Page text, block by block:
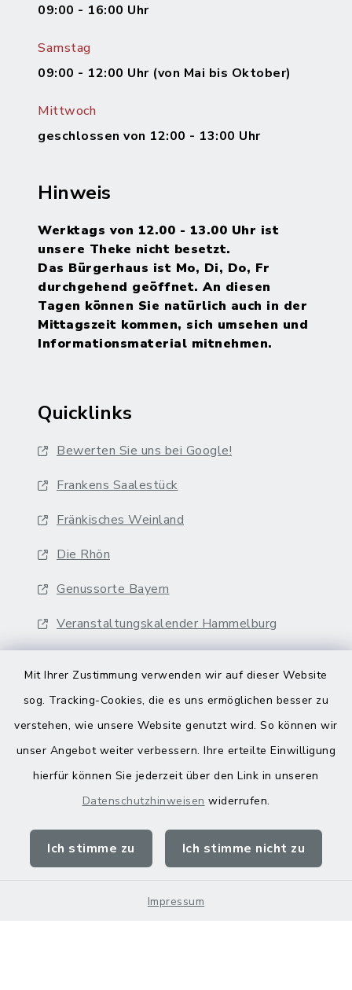
Mit Ihrer Zustimmung verwenden wir auf dieser Website
sog. Tracking-Cookies, die es uns ermöglichen besser zu
verstehen, wie unsere Website genutzt wird. So können wir
unser Angebot weiter verbessern. Ihre erteilte Einwilligung
hierfür können Sie jederzeit über den Link in unseren
Datenschutzhinweisen widerrufen.
Ich stimme zu Ich stimme nicht zu
Impressum
09:00 - 16:00 Uhr
Samstag
09:00 - 12:00 Uhr (von Mai bis Oktober)
Mittwoch
geschlossen von 12:00 - 13:00 Uhr
Hinweis
Werktags von 12.00 - 13.00 Uhr ist
unsere Theke nicht besetzt.
Das Bürgerhaus ist Mo, Di, Do, Fr
durchgehend geöffnet. An diesen
Tagen können Sie natürlich auch in der
Mittagszeit kommen, sich umsehen und
Informationsmaterial mitnehmen.
Quicklinks
Bewerten Sie uns bei Google!
Frankens Saalestück
Fränkisches Weinland
Die Rhön
Genussorte Bayern
Veranstaltungskalender Hammelburg
Barrierefreiheit
Impressum
Sitemap